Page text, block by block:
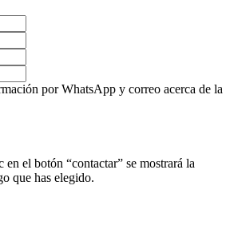
por WhatsApp y correo acerca de la
en el botón “contactar” se mostrará la
que has elegido.